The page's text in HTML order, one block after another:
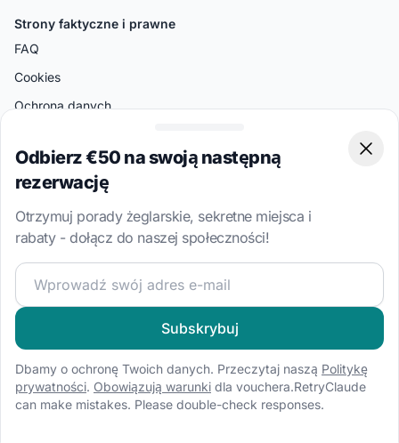
Strony faktyczne i prawne
FAQ
Cookies
Ochrona danych
Skontaktuj sie z nami
Centrum pomocy
Poniedziałek: 10:00-19:00 czasu ateńskiego
UK: +44 20 3318 3641
BAB GER GmbH
Jägerstraße 54-55
Niemcy
Popularne Kraje
Odbierz €50 na swoją następną
rezerwację
Otrzymuj porady żeglarskie, sekretne miejsca i
rabaty - dołącz do naszej społeczności!
Dołącz do naszej społeczności żeglarskiej i otrzymuj
Subskrybuj
Dbamy o ochronę Twoich danych. Przeczytaj naszą Politykę
prywatności. Obowiązują warunki dla vouchera.RetryClaude
can make mistakes. Please double-check responses.